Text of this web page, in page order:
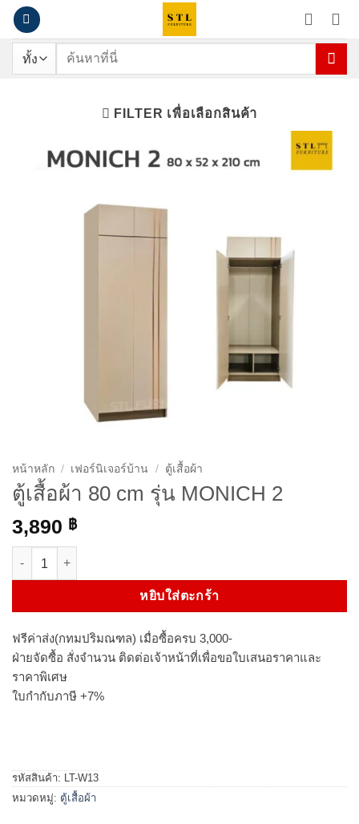
ข้าม
เนื้อหา
ค้นหา:
FILTER เพื่อเลือกสินค้า
หน้าหลัก / เฟอร์นิเจอร์บ้าน / ตู้เสื้อผ้า
ตู้เสื้อผ้า 80 cm รุ่น MONICH 2
3,890 ฿
หยิบใส่ตะกร้า
ฟรีค่าส่ง(กทมปริมณฑล) เมื่อซื้อครบ 3,000-
ฝ่ายจัดซื้อ สั่งจำนวน ติดต่อเจ้าหน้าที่เพื่อขอใบเสนอราคาและ
ราคาพิเศษ
ใบกำกับภาษี +7%
รหัสสินค้า: LT-W13
หมวดหมู่: ตู้เสื้อผ้า